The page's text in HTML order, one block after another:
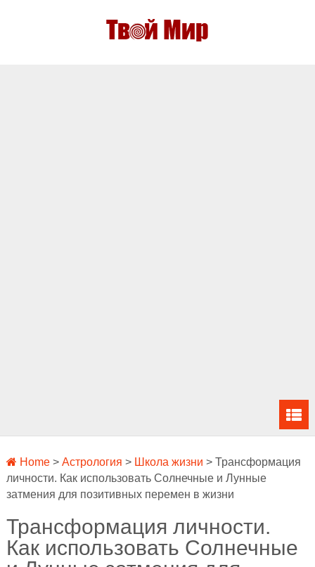
Home> Астрология > Школа жизни > Трансформация
личности. Как использовать Солнечные и Лунные
затмения для позитивных перемен в жизни
Трансформация личности.
Как использовать Солнечные